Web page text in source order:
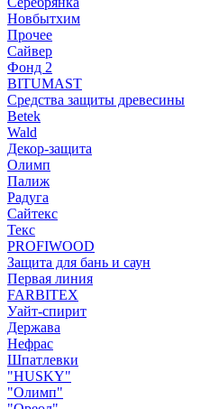
Новбытхим
Прочее
Сайвер
Фонд 2
BITUMAST
Средства защиты древесины
Betek
Wald
Декор-защита
Олимп
Палиж
Радуга
Сайтекс
Текс
PROFIWOOD
Защита для бань и саун
Первая линия
FARBITEX
Уайт-спирит
Держава
Нефрас
Шпатлевки
"HUSKY"
"Олимп"